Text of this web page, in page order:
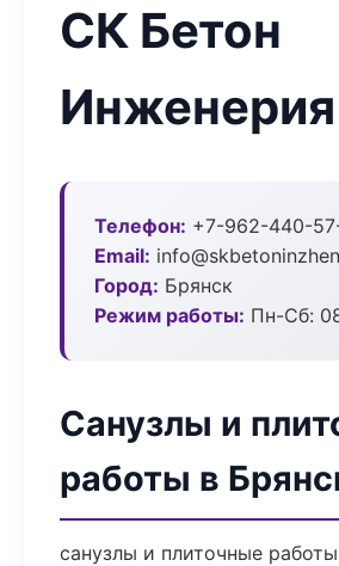
СК Бетон
Инженерия
Телефон: +7-962-440-
Email:
Город: Брянск
Режим работы: Пн-Сб:
Санузлы и
работы в
санузлы и плиточные